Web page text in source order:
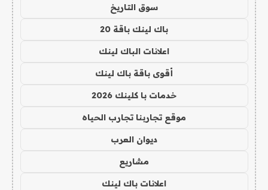
سوق التاريخ
باك لينك باقة 20
اعلانات الباك لينك
أقوى باقة باك لينك
خدمات با كلينك 2026
موقع تجاربنا تجارب الحياه
ديوان العرب
مشاريع
اعلانات باك لينك